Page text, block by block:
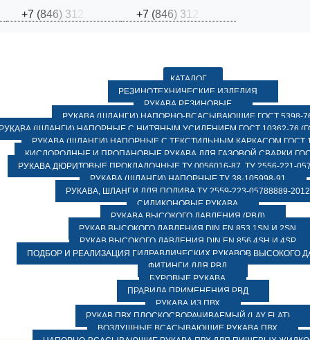
+7 (846) 31 +7 (846) 31
КАТАЛОГ
РЕЗИНОТЕХНИЧЕСКИЕ ИЗДЕЛИЯ
РУКАВА РЕЗИНОВЫЕ
РУКАВА (ШЛАНГИ) НАПОРНО-ВСАСЫВАЮЩИЕ ГОСТ 5398-
(ШЛАНГИ) НАПОРНЫЕ С НИТЯНЫМ УСИЛЕНИЕМ ГОСТ 10362-76
РУКАВА (ШЛАНГИ) НАПОРНЫЕ С ТЕКСТИЛЬНЫМ КАРКАСОМ ГОСТ
КИСЛОРОДНЫЕ И ПРОПАНОВЫЕ РУКАВА ДЛЯ ГАЗОВОЙ СВАРКИ
РУКАВА ДЮРИТОВЫЕ ПРОКЛАДОЧНЫЕ ТУ 0056016-87, ТУ 2556-221-
РУКАВА (ШЛАНГИ) НАПОРНЫЕ ТУ 38-105998-91
РУКАВА, ШЛАНГИ ДЛЯ ПОЛИВА ТУ 2559-223-05788889-2012
СИЛИКОНОВЫЕ РУКАВА
РУКАВА ВЫСОКОГО ДАВЛЕНИЯ (РВД)
РУКАВ ВЫСОКОГО ДАВЛЕНИЯ DIN EN 853 1SN И 2SN
РУКАВ ВЫСОКОГО ДАВЛЕНИЯ DIN EN 856 4SH И 4SP
ПОДБОР И РЕАЛИЗАЦИЯ ГИДРАВЛИЧЕСКИХ РУКАВОВ ВЫСОКОГО
ФИТИНГИ ДЛЯ РВД
БУРОВЫЕ РУКАВА
ПРАВИЛА ПРИМЕНЕНИЯ РВД
РУКАВА ИЗ ПВХ
РУКАВ ПВХ ПЛОСКОСВОРАЧИВАЕМЫЙ (LAY FLAT)
ВОЗДУШНЫЕ ВСАСЫВАЮЩИЕ РУКАВА ПВХ